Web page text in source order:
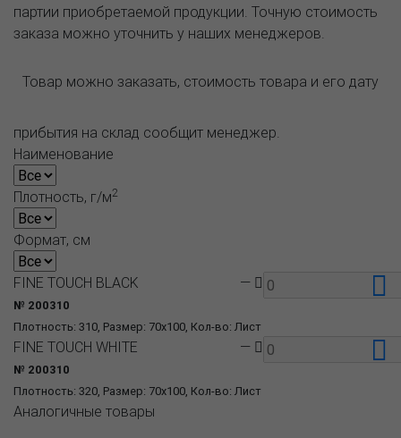
партии приобретаемой продукции. Точную стоимость
заказа можно уточнить у наших менеджеров.
Товар можно заказать, стоимость товара и его дату
прибытия на склад сообщит менеджер.
Наименование
Плотность, г/м2
Формат, см
Плотность: 310, Размер: 70x100, Кол-во: Лист
FINE TOUCH BLACK
№ 200310
—
Плотность: 320, Размер: 70x100, Кол-во: Лист
FINE TOUCH WHITE
№ 200310
—
Аналогичные товары